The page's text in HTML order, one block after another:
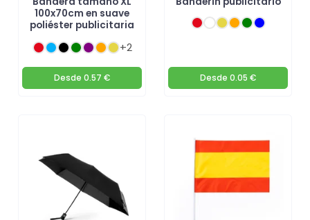
100x70cm en suave
poliéster publicitaria
+2
Desde 0.57 € Desde 0.05 €